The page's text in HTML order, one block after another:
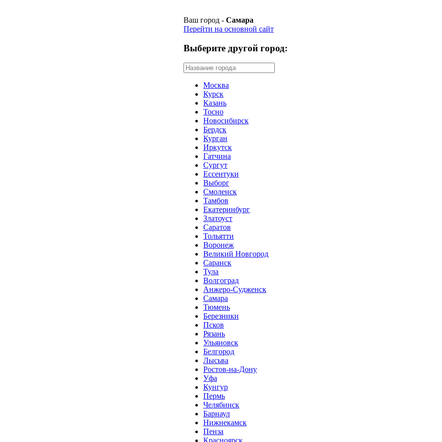
Ваш город - Самара
Перейти на основной сайт
Выберите другой город:
Москва
Курск
Казань
Тосно
Новосибирск
Бердск
Курган
Иркутск
Гатчина
Сургут
Ессентуки
Выборг
Смоленск
Тамбов
Екатеринбург
Златоуст
Саратов
Тольятти
Воронеж
Великий Новгород
Саранск
Тула
Волгоград
Анжеро-Судженск
Самара
Тюмень
Березники
Псков
Рязань
Ульяновск
Белгород
Лысьва
Ростов-на-Дону
Уфа
Кунгур
Пермь
Челябинск
Барнаул
Нижнекамск
Пенза